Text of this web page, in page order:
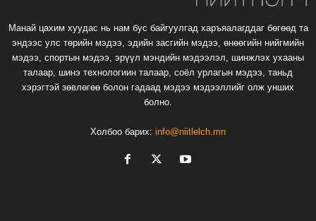
Манай цахим хуудас нь нам бус байгуулгад харъяалагддаг бөгөөд та
эндээс улс төрийн мэдээ, эдийн засгийн мэдээ, өнөөгийн нийгмийн
мэдээ, спортын мэдээ, эрүүл мэндийн мэдээлэл, шинжлэх ухааны
талаар, шинэ технологиин талаар, соёл урлагын мэдээ, таньд
хэрэгтэй зөвлөгөө болон гадаад мэдээ мэдээллийг олж унших
болно.
Холбоо барих: info@niitlelch.mn